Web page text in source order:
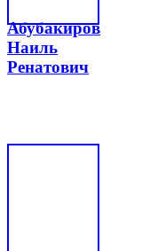
Абубакиров
Наиль
Ренатович